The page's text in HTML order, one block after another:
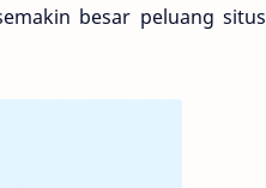
besar peluang situs